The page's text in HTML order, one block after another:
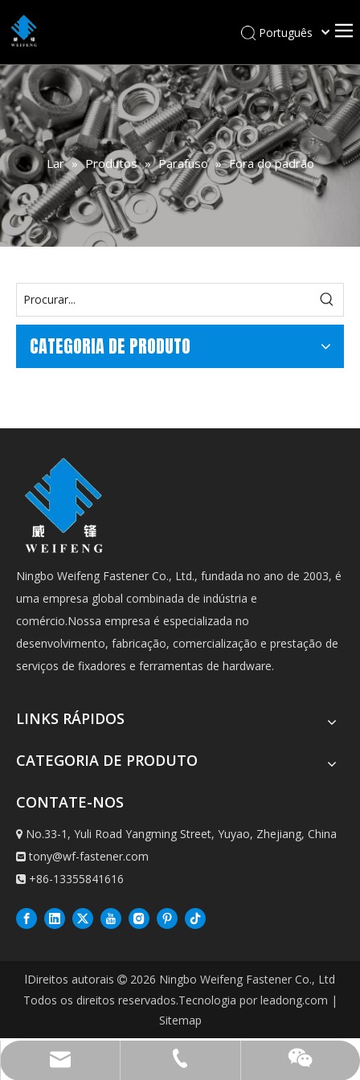
Português
हिन्दी
Italiano
Deutsch
Español
Pусский
Français
English
Lar » Produtos » Parafuso » Fora do padrão
CATEGORIA DE PRODUTO
Ningbo Weifeng Fastener Co., Ltd., fundada no ano de 2003, é
uma empresa global combinada de indústria e
comércio.Nossa empresa é especializada no
desenvolvimento, fabricação, comercialização e prestação de
serviços de fixadores e ferramentas de hardware.
LINKS RÁPIDOS
CATEGORIA DE PRODUTO
CONTATE-NOS
 No.33-1, Yuli Road Yangming Street, Yuyao, Zhejiang, China
 tony@wf-fastener.com
 +86-13355841616
lDireitos autorais  2026 Ningbo Weifeng Fastener Co., Ltd
Todos os direitos reservados.Tecnologia por leadong.com |
Sitemap
tony@wf-fastener.com
+86-13355841616
WeChat